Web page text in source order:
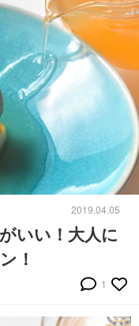
2019.04.05
いい！大人に
！
1